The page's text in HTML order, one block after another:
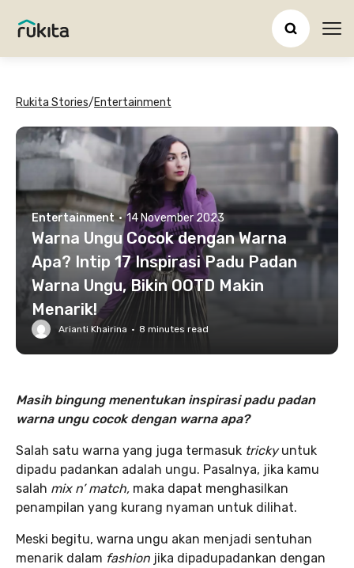
Rukita Stories/Entertainment
Entertainment · 14 November 2023
Warna Ungu Cocok dengan Warna
Apa? Intip 17 Inspirasi Padu Padan
Warna Ungu, Bikin OOTD Makin
Menarik!
Arianti Khairina · 8 minutes read
Masih bingung menentukan inspirasi padu padan
warna ungu cocok dengan warna apa?
Salah satu warna yang juga termasuk trickyuntuk
dipadu padankan adalah ungu. Pasalnya, jika kamu
salah mix n’ match, maka dapat menghasilkan
penampilan yang kurang nyaman untuk dilihat.
Meski begitu, warna ungu akan menjadi sentuhan
menarik dalam fashion jika dipadupadankan dengan